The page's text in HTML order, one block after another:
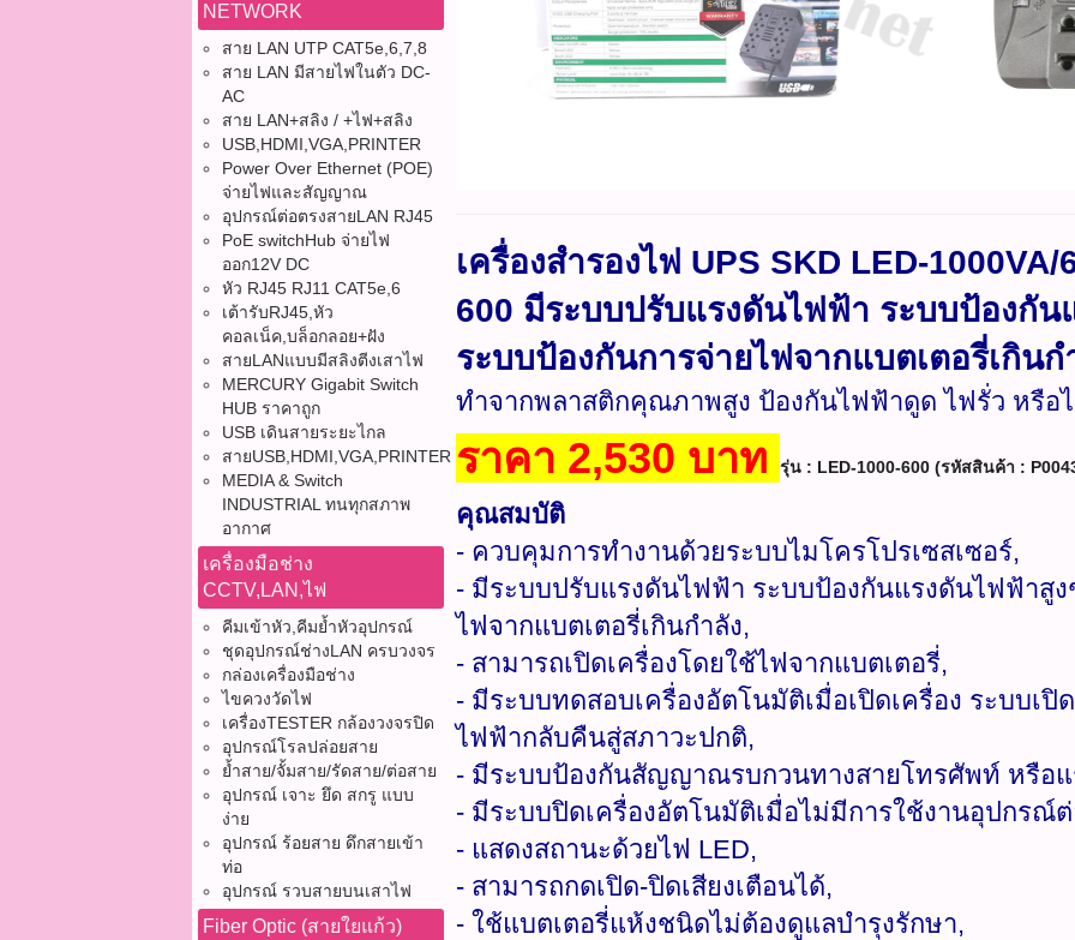
NETWORK
สาย LAN UTP CAT5e,6,7,8
สาย LAN มีสายไฟในตัว DC-
AC
สาย LAN+สลิง / +ไฟ+สลิง
USB,HDMI,VGA,PRINTER
Power Over Ethernet (POE)
จ่ายไฟและสัญญาณ
อุปกรณ์ต่อตรงสายLAN RJ45
PoE switchHub จ่ายไฟ
ออก12V DC
หัว RJ45 RJ11 CAT5e,6
เต้ารับRJ45,หัว
คอลเน็ค,บล็อกลอย+ฝัง
สายLANแบบมีสลิงตีงเสาไฟ
MERCURY Gigabit Switch
HUB ราคาถูก
USB เดินสายระยะไกล
สายUSB,HDMI,VGA,PRINTER
MEDIA & Switch
INDUSTRIAL ทนทุกสภาพ
อากาศ
เครื่องมือช่าง
CCTV,LAN,ไฟ
คีมเข้าหัว,คีมย้ำหัวอุปกรณ์
ชุดอุปกรณ์ช่างLAN ครบวงจร
กล่องเครื่องมือช่าง
ไขควงวัดไฟ
เครื่องTESTER กล้องวงจรปิด
อุปกรณ์โรลปล่อยสาย
ย้ำสาย/จั้มสาย/รัดสาย/ต่อสาย
อุปกรณ์ เจาะ ยึด สกรู แบบ
ง่าย
อุปกรณ์ ร้อยสาย ดึกสายเข้า
ท่อ
อุปกรณ์ รวบสายบนเสาไฟ
Fiber Optic (สายใยแก้ว)
เครื่องสำรองไฟ UPS SKD LED-
600 มีระบบปรับแรงดันไฟฟ้า ระบบป้องกั
ระบบป้องกันการจ่ายไฟจากแบตเตอรี่เกินก
ทำจากพลาสติกคุณภาพสูง ป้องกันไฟฟ้าดูด ไฟรั่ว หรือ
ราคา 2,530 บาท รุ่น : LED-1000-600 (รหัสสินค้า :
คุณสมบัติ
- ควบคุมการทำงานด้วยระบบไมโครโปรเซสเซอร์,
- มีระบบปรับแรงดันไฟฟ้า ระบบป้องกันแรงดันไฟฟ้าสู
ไฟจากแบตเตอรี่เกินกำลัง,
- สามารถเปิดเครื่องโดยใช้ไฟจากแบตเตอรี่,
- มีระบบทดสอบเครื่องอัตโนมัติเมื่อเปิดเครื่อง ระบบเปิ
ไฟฟ้ากลับคืนสู่สภาวะปกติ,
- มีระบบป้องกันสัญญาณรบกวนทางสายโทรศัพท์ หรือ
- มีระบบปิดเครื่องอัตโนมัติเมื่อไม่มีการใช้งานอุปกรณ์
- แสดงสถานะด้วยไฟ LED,
- สามารถกดเปิด-ปิดเสียงเตือนได้,
- ใช้แบตเตอรี่แห้งชนิดไม่ต้องดูแลบำรุงรักษา,